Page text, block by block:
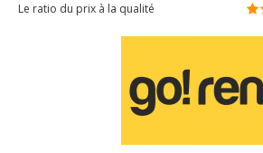
Le ratio du prix à la qualité